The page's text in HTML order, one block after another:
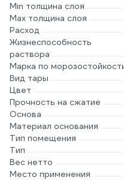
Min толщина слоя
Max толщина слоя
Расход
Жизнеспособность
раствора
Марка по
Вид тары
Цвет
Прочность на сжатие
Основа
Материал основания
Тип помещения
Тип
Вес нетто
Место применения